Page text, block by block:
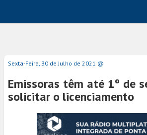
Sexta-Feira, 30 de Julho de 2021 @
Emissoras têm até 1º de
solicitar o licenciamento